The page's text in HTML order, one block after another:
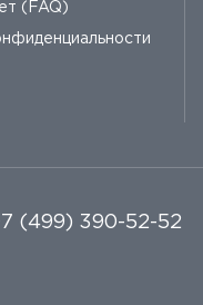
(FAQ)
(499) 390-52-52